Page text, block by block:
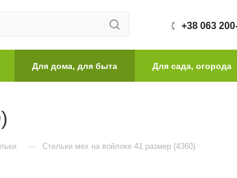
+38 063
Для дома, для быта Для сада, огорода
— Стельки мех на войлоке 41 размер (4360)